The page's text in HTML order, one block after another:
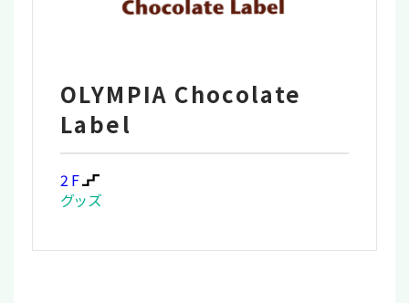
OLYMPIA Chocolate
Label
2F
グッズ